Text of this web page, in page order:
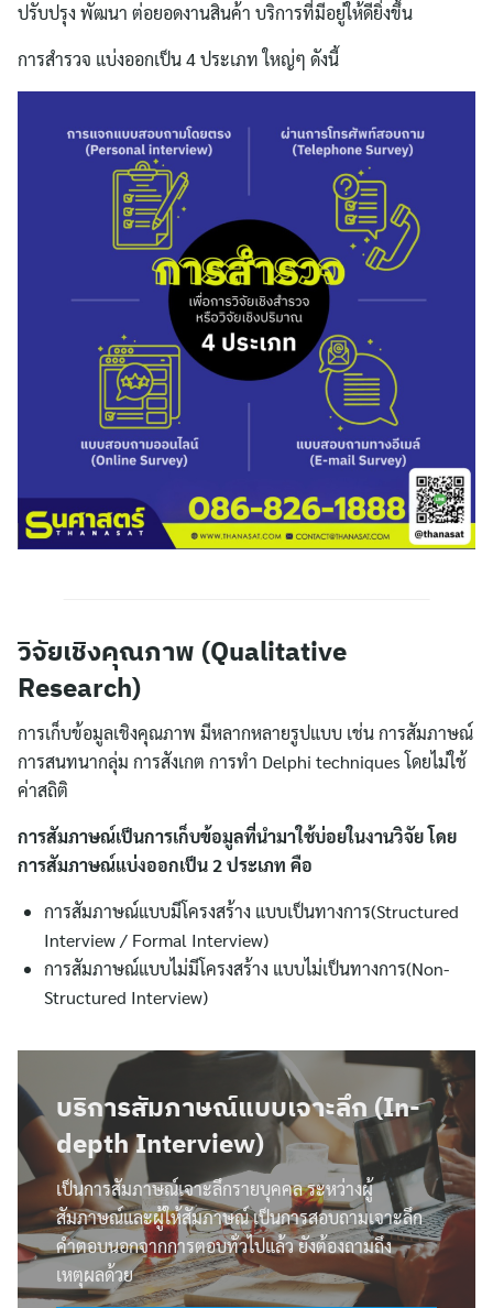
ค้นหา
ปรับปรุง พัฒนา ต่อยอดงานสินค้า บริการที่มีอยู่ให้ดียิ่งขึ้น
การสำรวจ แบ่งออกเป็น 4 ประเภท ใหญ่ๆ ดังนี้
วิจัยเชิงคุณภาพ (Qualitative
Research)
การเก็บข้อมูลเชิงคุณภาพ มีหลากหลายรูปแบบ เช่น การสัมภาษณ์
การสนทนากลุ่ม การสังเกต การทำ Delphi techniques โดยไม่ใช้
ค่าสถิติ
การสัมภาษณ์เป็นการเก็บข้อมูลที่นำมาใช้บ่อยในงานวิจัย โดย
การสัมภาษณ์แบ่งออกเป็น 2 ประเภท คือ
การสัมภาษณ์แบบมีโครงสร้าง แบบเป็นทางการ(Structured
Interview / Formal Interview)
การสัมภาษณ์แบบไม่มีโครงสร้าง แบบไม่เป็นทางการ(Non-
Structured Interview)
บริการสัมภาษณ์แบบเจาะลึก (In-
depth Interview)
เป็นการสัมภาษณ์เจาะลึกรายบุคคล ระหว่างผู้
สัมภาษณ์และผู้ให้สัมภาษณ์ เป็นการสอบถามเจาะลึก
คำตอบนอกจากการตอบทั่วไปแล้ว ยังต้องถามถึง
เหตุผลด้วย